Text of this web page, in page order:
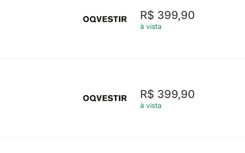
R$ 399,90
à vista
R$ 399,90
à vista